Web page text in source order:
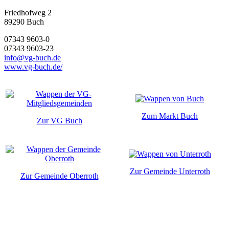
Friedhofweg 2
89290 Buch
07343 9603-0
07343 9603-23
info@vg-buch.de
www.vg-buch.de/
Zur VG Buch
Zum Markt Buch
Zur Gemeinde Oberroth
Zur Gemeinde Unterroth